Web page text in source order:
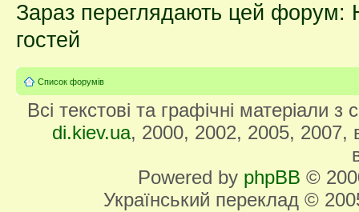
Зараз переглядають цей форум:
гостей
Список форумів
Всі текстові та графічні матеріали
di.kiev.ua, 2000, 2002, 2005, 2007,
Powered by phpBB ©
Український переклад ©